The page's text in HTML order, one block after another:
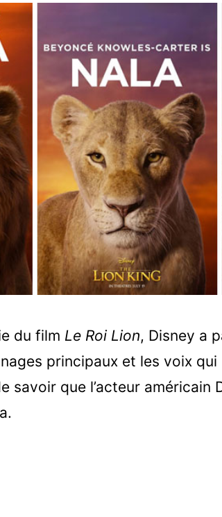
du film Le Roi Lion, Disney a
principaux et les voix
savoir que l’acteur américain